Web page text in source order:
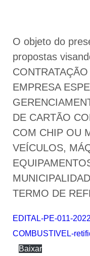
O objeto do
propostas
EMPRESA
DE CARTÃO
COM CHIP OU
VEÍCULOS,
TERMO DE
EDITAL-PE-011-
COMBUSTIVEL-
Baixar